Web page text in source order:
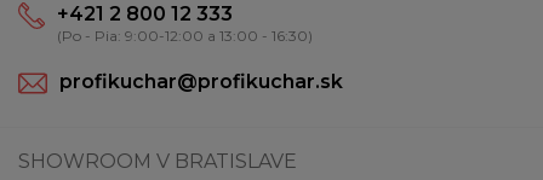
+421 2 800 12 333
(Po - Pia: 9:00-12:00 a 13:00 - 16:30)
profikuchar@profikuchar.sk
SHOWROOM V BRATISLAVE